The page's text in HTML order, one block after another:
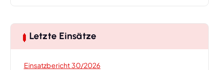
i
g
Letzte Einsätze
Einsatzbericht 30/2026